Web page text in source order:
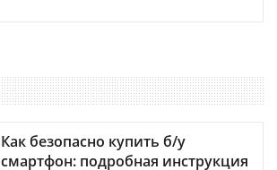
Как безопасно купить б/у
смартфон: подробная инструкция